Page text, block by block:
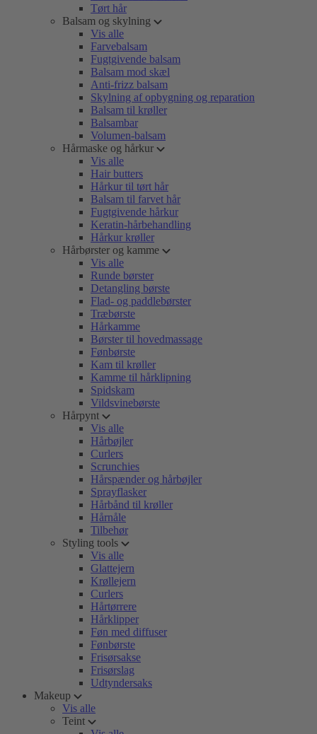
Tørt hår
Balsam og skylning
Vis alle
Farvebalsam
Fugtgivende balsam
Balsam mod skæl
Anti-frizz balsam
Skylning af opbygning og reparation
Balsam til krøller
Balsambar
Volumen-balsam
Hårmaske og hårkur
Vis alle
Hair butters
Hårkur til tørt hår
Balsam til farvet hår
Fugtgivende hårkur
Keratin-hårbehandling
Hårkur krøller
Hårbørster og kamme
Vis alle
Runde børster
Detangling børste
Flad- og paddlebørster
Træbørste
Hårkamme
Børster til hovedmassage
Fønbørste
Kam til krøller
Kamme til hårklipning
Spidskam
Vildsvinebørste
Hårpynt
Vis alle
Hårbøjler
Curlers
Scrunchies
Hårspænder og hårbøjler
Sprayflasker
Hårbånd til krøller
Hårnåle
Tilbehør
Styling tools
Vis alle
Glattejern
Krøllejern
Curlers
Hårtørrere
Hårklipper
Føn med diffuser
Fønbørste
Frisørsakse
Frisørslag
Udtyndersaks
Makeup
Vis alle
Teint